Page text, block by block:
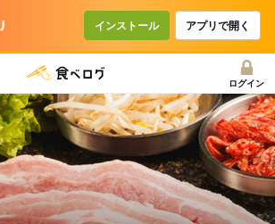
インストール アプリで開く
ログイン
コースで使えるクーポン
クーポンを利用せず予約する